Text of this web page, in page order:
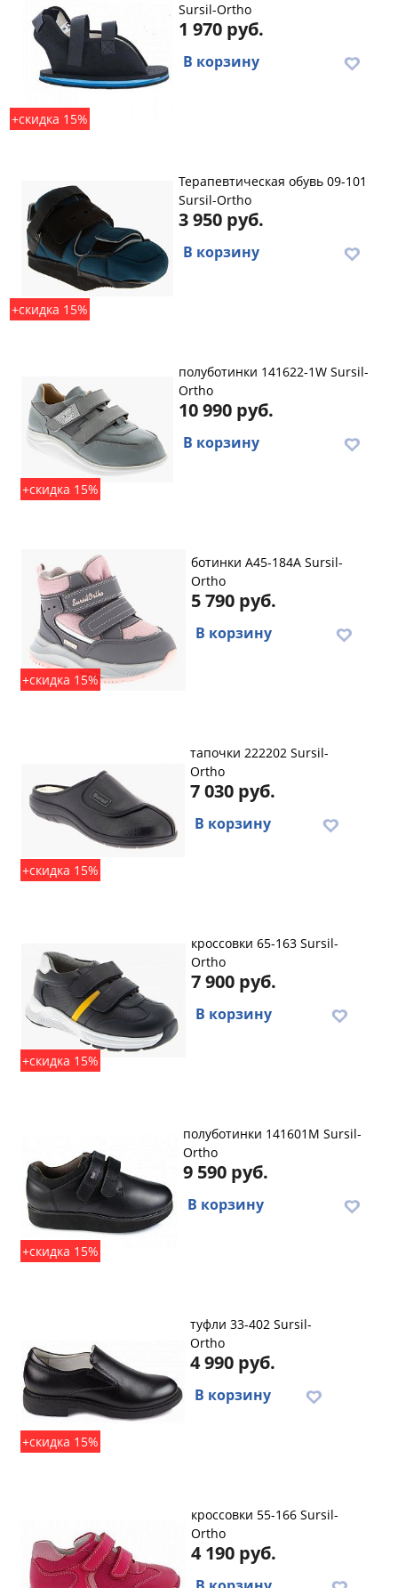
+скидка 15%
Sursil-Ortho
1 970 руб.
В корзину
+скидка 15%
Терапевтическая обувь 09-101
Sursil-Ortho
3 950 руб.
В корзину
+скидка 15%
полуботинки 141622-1W Sursil-
Ortho
10 990 руб.
В корзину
+скидка 15%
ботинки A45-184A Sursil-
Ortho
5 790 руб.
В корзину
+скидка 15%
тапочки 222202 Sursil-
Ortho
7 030 руб.
В корзину
+скидка 15%
кроссовки 65-163 Sursil-
Ortho
7 900 руб.
В корзину
+скидка 15%
полуботинки 141601M Sursil-
Ortho
9 590 руб.
В корзину
+скидка 15%
туфли 33-402 Sursil-
Ortho
4 990 руб.
В корзину
кроссовки 55-166 Sursil-
Ortho
4 190 руб.